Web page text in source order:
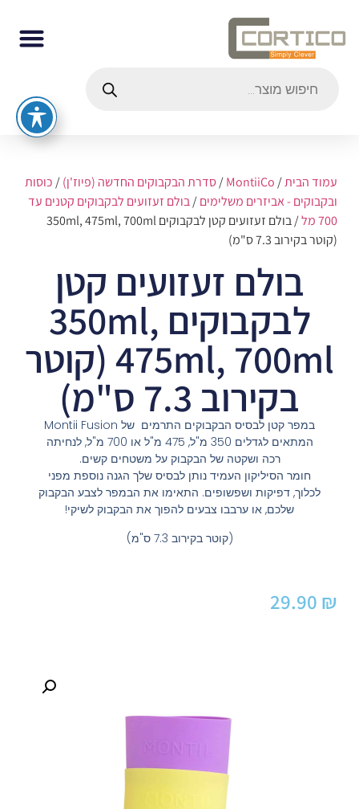
עמוד הבית/
MontiiCo
/סדרת הבקבוקים החדשה (פיוז'ן)/כוסות
ובקבוקים - אביזרים משלימים/בולם זעזועים לבקבוקים קטנים עד
700 מל
/ בולם זעזועים קטן לבקבוקים 350ml, 475ml, 700ml
(קוטר בקירוב 7.3 ס"מ)
בולם זעזועים קטן
לבקבוקים 350ml,
475ml, 700ml (קוטר
בקירוב 7.3 ס"מ)
במפר קטן לבסיס הבקבוקים התרמים של Montii Fusion
המתאים לגדלים 350 מ"ל, 475 מ"ל או 700 מ"ל, לנחיתה
רכה ושקטה של הבקבוק על משטחים קשים.
חומר הסיליקון העמיד נותן לבסיס שלך הגנה נוספת מפני
לכלוך, דפיקות ושפשופים. התאימו את הבמפר לצבע הבקבוק
שלכם, או ערבבו צבעים להפוך את הבקבוק לשיקי!
(קוטר בקירוב 7.3 ס"מ)
29.90 ₪